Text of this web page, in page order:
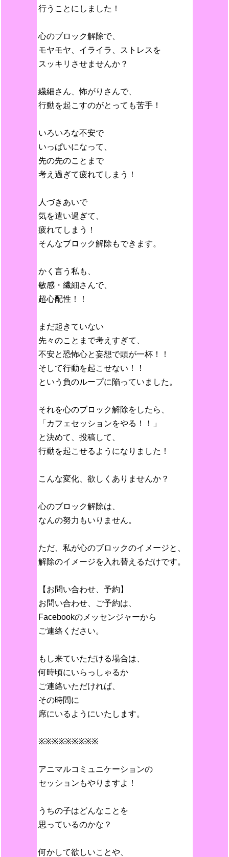
行うことにしました！
心のブロック解除で、
モヤモヤ、イライラ、ストレスを
スッキリさせませんか？
繊細さん、怖がりさんで、
行動を起こすのがとっても苦手！
いろいろな不安で
いっぱいになって、
先の先のことまで
考え過ぎて疲れてしまう！
人づきあいで
気を遣い過ぎて、
疲れてしまう！
そんなブロック解除もできます。
かく言う私も、
敏感・繊細さんで、
超心配性！！
まだ起きていない
先々のことまで考えすぎて、
不安と恐怖心と妄想で頭が一杯！！
そして行動を起こせない！！
という負のループに陥っていました。
それを心のブロック解除をしたら、
「カフェセッションをやる！！」
と決めて、投稿して、
行動を起こせるようになりました！
こんな変化、欲しくありませんか？
心のブロック解除は、
なんの努力もいりません。
ただ、私が心のブロックのイメージと、
解除のイメージを入れ替えるだけです。
【お問い合わせ、予約】
お問い合わせ、ご予約は、
Facebookのメッセンジャーから
ご連絡ください。
もし来ていただける場合は、
何時頃にいらっしゃるか
ご連絡いただければ、
その時間に
席にいるようにいたします。
※※※※※※※※※
アニマルコミュニケーションの
セッションもやりますよ！
うちの子はどんなことを
思っているのかな？
何かして欲しいことや、